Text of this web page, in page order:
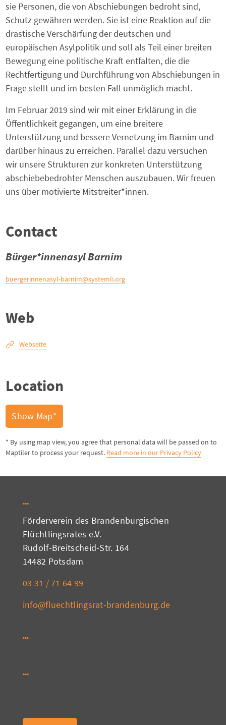
sie Personen, die von Abschiebungen bedroht sind,
Schutz gewähren werden. Sie ist eine Reaktion auf die
drastische Verschärfung der deutschen und
europäischen Asylpolitik und soll als Teil einer breiten
Bewegung eine politische Kraft entfalten, die die
Rechtfertigung und Durchführung von Abschiebungen in
Frage stellt und im besten Fall unmöglich macht.
Im Februar 2019 sind wir mit einer Erklärung in die
Öffentlichkeit gegangen, um eine breitere
Unterstützung und bessere Vernetzung im Barnim und
darüber hinaus zu erreichen. Parallel dazu versuchen
wir unsere Strukturen zur konkreten Unterstützung
abschiebebedrohter Menschen auszubauen. Wir freuen
uns über motivierte Mitstreiter*innen.
Contact
Bürger*innenasyl Barnim
buergerinnenasyl-barnim@systemli.org
Web
Webseite
Location
Show Map*
* By using map view, you agree that personal data will be passed on to
Maptiler to process your request. Read more in our Privacy Policy
Förderverein des Brandenburgischen
Flüchtlingsrates e.V.
Rudolf-Breitscheid-Str. 164
14482 Potsdam
03 31 / 71 64 99
info@fluechtlingsrat-brandenburg.de